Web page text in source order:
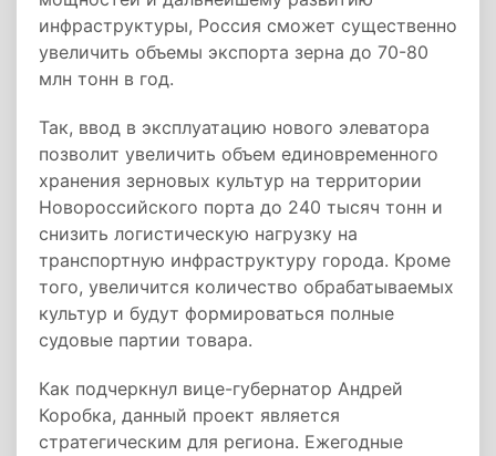
инфраструктуры, Россия сможет существенно
увеличить объемы экспорта зерна до 70-80
млн тонн в год.
Так, ввод в эксплуатацию нового элеватора
позволит увеличить объем единовременного
хранения зерновых культур на территории
Новороссийского порта до 240 тысяч тонн и
снизить логистическую нагрузку на
транспортную инфраструктуру города. Кроме
того, увеличится количество обрабатываемых
культур и будут формироваться полные
судовые партии товара.
Как подчеркнул вице-губернатор Андрей
Коробка, данный проект является
стратегическим для региона. Ежегодные